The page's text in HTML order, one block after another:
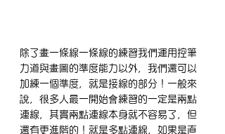
除了畫一條線一條線的練習我們運用控筆
力道與畫圖的準度能力以外，我們還可以
加練一個準度，就是接線的部分！一般來
說，很多人最一開始會練習的一定是兩點
連線，其實兩點連線本身就不容易了，但
還有更進階的！就是多點連線，如果是直